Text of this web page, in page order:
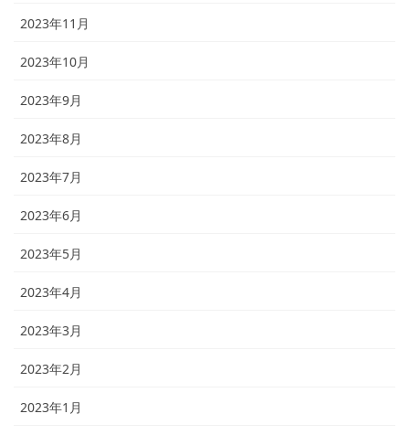
2023年11月
2023年10月
2023年9月
2023年8月
2023年7月
2023年6月
2023年5月
2023年4月
2023年3月
2023年2月
2023年1月